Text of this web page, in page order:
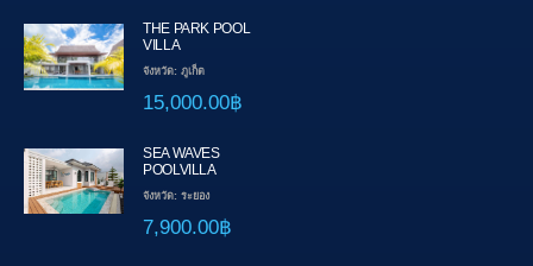
THE PARK POOL
VILLA
จังหวัด: ภูเก็ต
15,000.00฿
SEA WAVES
POOLVILLA
จังหวัด: ระยอง
7,900.00฿